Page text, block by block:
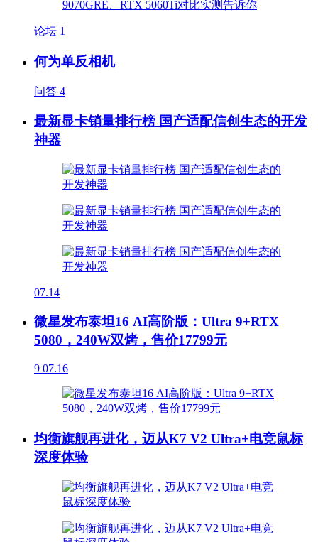
论坛 1
何为单反相机
问答 4
最新显卡销量排行榜 国产适配信创生态的开发
神器
07.14
微星发布泰坦16 AI高阶版：Ultra 9+RTX
5080，240W双烤，售价17799元
9 07.16
均衡旗舰再进化，迈从K7 V2 Ultra+电竞鼠标
深度体验